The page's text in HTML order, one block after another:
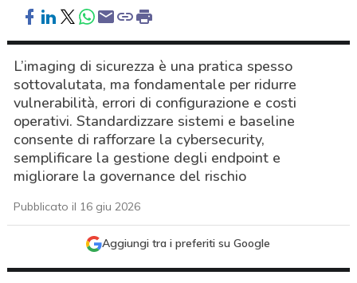
L’imaging di sicurezza è una pratica spesso
sottovalutata, ma fondamentale per ridurre
vulnerabilità, errori di configurazione e costi
operativi. Standardizzare sistemi e baseline
consente di rafforzare la cybersecurity,
semplificare la gestione degli endpoint e
migliorare la governance del rischio
Pubblicato il 16 giu 2026
Aggiungi tra i preferiti su Google